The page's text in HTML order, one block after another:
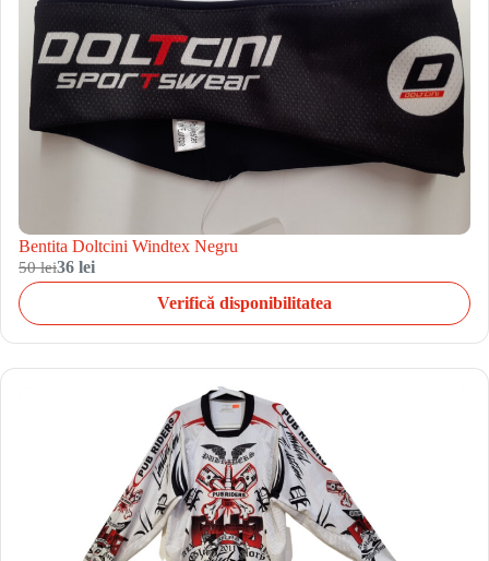
Bentita Doltcini Windtex Negru
50 lei36 lei
Verifică disponibilitatea